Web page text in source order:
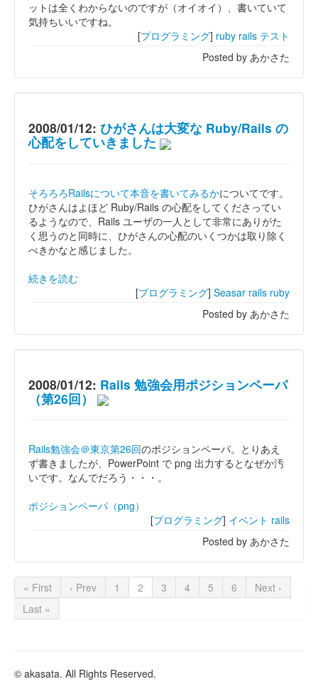
ットは全くわからないのですが（オイオイ）、書いていて
気持ちいいですね。
[プログラミング] ruby rails テスト
Posted by あかさた
2008/01/12: ひがさんは大変な Ruby/Rails の
心配をしていきました
そろろろRailsについて本音を書いてみるかについてです。
ひがさんはよほど Ruby/Rails の心配をしてくださってい
るようなので、Rails ユーザの一人として非常にありがた
く思うのと同時に、ひがさんの心配のいくつかは取り除く
べきかなと感じました。
続きを読む
[プログラミング] Seasar rails ruby
Posted by あかさた
2008/01/12: Rails 勉強会用ポジションペーパ
（第26回）
Rails勉強会＠東京第26回のポジションペーパ。とりあえ
ず書きましたが、PowerPoint で png 出力するとなぜか汚
いです。なんでだろう・・・。
ポジションペーパ（png）
[プログラミング] イベント rails
Posted by あかさた
« First ‹ Prev 1 2 3 4 5 6
Next ›
Last »
© akasata. All Rights Reserved.